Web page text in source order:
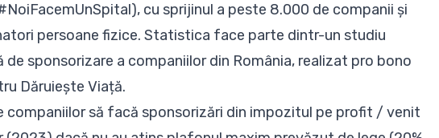
cu sprijinul a peste 8.000 de companii și
persoane fizice. Statistica face parte dintr-un studiu
sponsorizare a companiilor din România, realizat pro bono
Dăruiește Viață.
companiilor să facă sponsorizări din impozitul pe profit / venit